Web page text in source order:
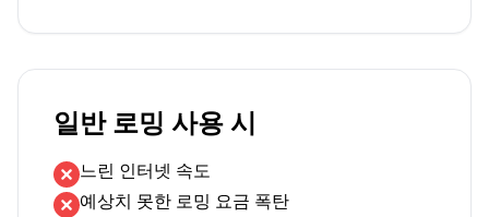
일반 로밍 사용 시
느린 인터넷 속도
예상치 못한 로밍 요금 폭탄